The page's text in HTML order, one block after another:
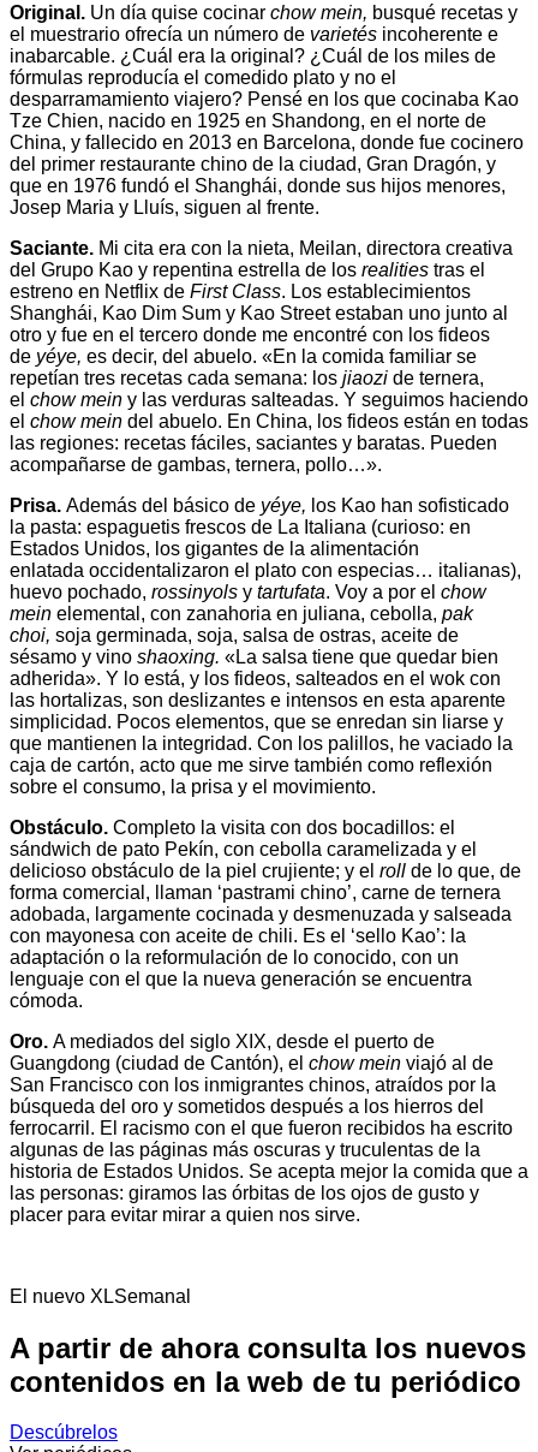
Original. Un día quise cocinar chow mein, busqué recetas y
el muestrario ofrecía un número de varietés incoherente e
inabarcable. ¿Cuál era la original? ¿Cuál de los miles de
fórmulas reproducía el comedido plato y no el
desparramamiento viajero? Pensé en los que cocinaba Kao
Tze Chien, nacido en 1925 en Shandong, en el norte de
China, y fallecido en 2013 en Barcelona, donde fue cocinero
del primer restaurante chino de la ciudad, Gran Dragón, y
que en 1976 fundó el Shanghái, donde sus hijos menores,
Josep Maria y Lluís, siguen al frente.
Saciante. Mi cita era con la nieta, Meilan, directora creativa
del Grupo Kao y repentina estrella de los realities tras el
estreno en Netflix de First Class. Los establecimientos
Shanghái, Kao Dim Sum y Kao Street estaban uno junto al
otro y fue en el tercero donde me encontré con los fideos
de yéye, es decir, del abuelo. «En la comida familiar se
repetían tres recetas cada semana: los jiaozi de ternera,
el chow mein y las verduras salteadas. Y seguimos haciendo
el chow mein del abuelo. En China, los fideos están en todas
las regiones: recetas fáciles, saciantes y baratas. Pueden
acompañarse de gambas, ternera, pollo…».
Prisa. Además del básico de yéye, los Kao han sofisticado
la pasta: espaguetis frescos de La Italiana (curioso: en
Estados Unidos, los gigantes de la alimentación
enlatada occidentalizaron el plato con especias… italianas),
huevo pochado, rossinyols y tartufata. Voy a por el chow
mein elemental, con zanahoria en juliana, cebolla, pak
choi, soja germinada, soja, salsa de ostras, aceite de
sésamo y vino shaoxing. «La salsa tiene que quedar bien
adherida». Y lo está, y los fideos, salteados en el wok con
las hortalizas, son deslizantes e intensos en esta aparente
simplicidad. Pocos elementos, que se enredan sin liarse y
que mantienen la integridad. Con los palillos, he vaciado la
caja de cartón, acto que me sirve también como reflexión
sobre el consumo, la prisa y el movimiento.
Obstáculo. Completo la visita con dos bocadillos: el
sándwich de pato Pekín, con cebolla caramelizada y el
delicioso obstáculo de la piel crujiente; y el roll de lo que, de
forma comercial, llaman ‘pastrami chino’, carne de ternera
adobada, largamente cocinada y desmenuzada y salseada
con mayonesa con aceite de chili. Es el ‘sello Kao’: la
adaptación o la reformulación de lo conocido, con un
lenguaje con el que la nueva generación se encuentra
cómoda.
Oro. A mediados del siglo XIX, desde el puerto de
Guangdong (ciudad de Cantón), el chow mein viajó al de
San Francisco con los inmigrantes chinos, atraídos por la
búsqueda del oro y sometidos después a los hierros del
ferrocarril. El racismo con el que fueron recibidos ha escrito
algunas de las páginas más oscuras y truculentas de la
historia de Estados Unidos. Se acepta mejor la comida que a
las personas: giramos las órbitas de los ojos de gusto y
placer para evitar mirar a quien nos sirve.
El nuevo XLSemanal
A partir de ahora consulta los nuevos
contenidos en la web de tu periódico
Descúbrelos